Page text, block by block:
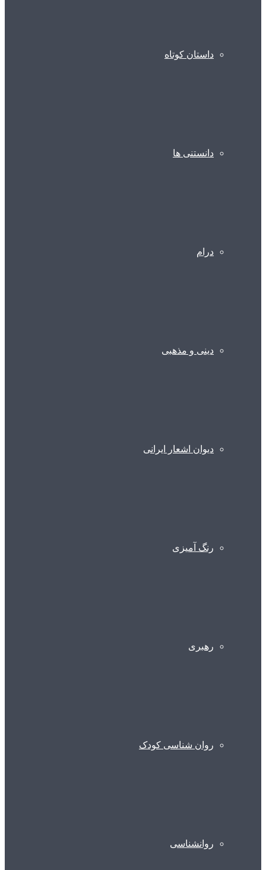
داستان کوتاه
دانستنی ها
درام
دینی و مذهبی
دیوان اشعار ایرانی
رنگ آمیزی
رهبری
روان شناسی کودک
روانشناسی